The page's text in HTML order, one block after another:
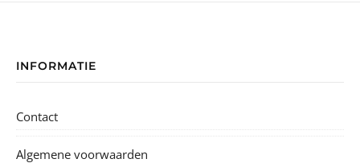
INFORMATIE
Contact
Algemene voorwaarden